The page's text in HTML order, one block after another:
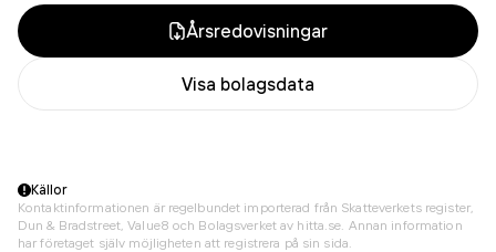
Årsredovisningar
Visa bolagsdata
Källor
Kontaktinformationen är regelbundet importerad från Skatteverkets register,
Dun & Bradstreet, Value8 och Bolagsverket av hitta.se. Annan information
har företaget själv möjligheten att registrera på sin sida.